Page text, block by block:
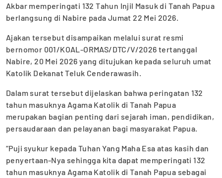
Akbar memperingati 132 Tahun Injil Masuk di Tanah Papua
berlangsung di Nabire pada Jumat 22 Mei 2026.
Ajakan tersebut disampaikan melalui surat resmi
bernomor 001/KOAL-ORMAS/DTC/V/2026 tertanggal
Nabire, 20 Mei 2026 yang ditujukan kepada seluruh umat
Katolik Dekanat Teluk Cenderawasih.
Dalam surat tersebut dijelaskan bahwa peringatan 132
tahun masuknya Agama Katolik di Tanah Papua
merupakan bagian penting dari sejarah iman, pendidikan,
persaudaraan dan pelayanan bagi masyarakat Papua.
“Puji syukur kepada Tuhan Yang Maha Esa atas kasih dan
penyertaan-Nya sehingga kita dapat memperingati 132
tahun masuknya Agama Katolik di Tanah Papua sebagai